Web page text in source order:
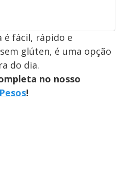
é fácil, rápido e
glúten, é uma opção
do dia.
no nosso
!